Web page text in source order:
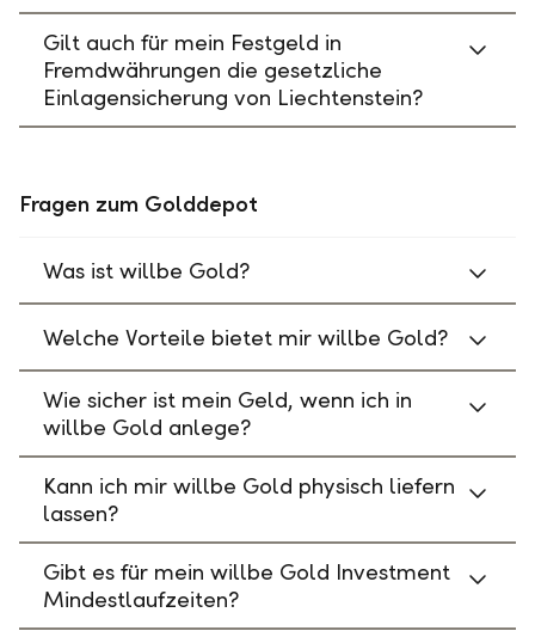
Gilt auch für mein Festgeld in
Fremdwährungen die gesetzliche
Einlagensicherung von Liechtenstein?
Fragen zum Golddepot
Was ist willbe Gold?
Welche Vorteile bietet mir willbe Gold?
Wie sicher ist mein Geld, wenn ich in
willbe Gold anlege?
Kann ich mir willbe Gold physisch liefern
lassen?
Gibt es für mein willbe Gold Investment
Mindestlaufzeiten?